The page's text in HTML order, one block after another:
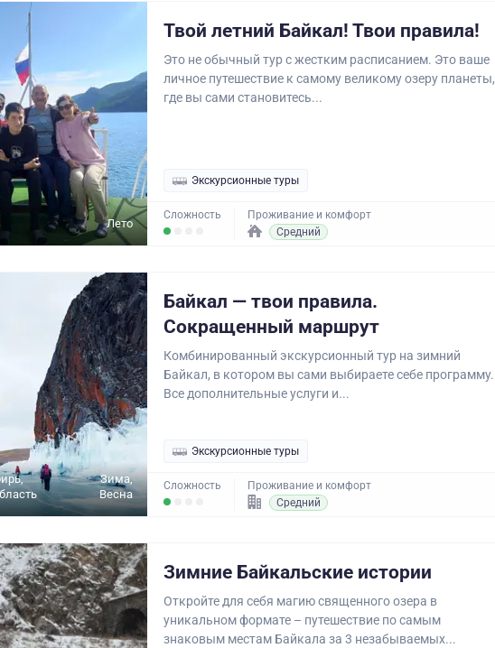
Лето
Твой летний Байкал! Твои правила!
Это не обычный тур с жестким расписанием. Это ваше
личное путешествие к самому великому озеру планеты,
где вы сами становитесь...
Экскурсионные туры
Сложность
Проживание и комфорт
Средний
Зима,
Весна
Байкал — твои правила.
Сокращенный маршрут
Комбинированный экскурсионный тур на зимний
Байкал, в котором вы сами выбираете себе программу.
Все дополнительные услуги и...
Экскурсионные туры
Сложность
Проживание и комфорт
Средний
Зимние Байкальские истории
Откройте для себя магию священного озера в
уникальном формате – путешествие по самым
знаковым местам Байкала за 3 незабываемых...